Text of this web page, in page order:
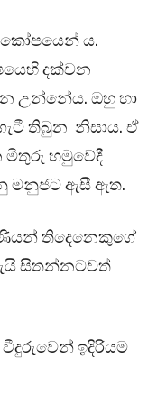
කෝපයෙන් ය.
දක්වන
උන්නේය. ඔහු හා
තිබුන නිසාය. ඒ
මිතුරු හමුවේදී
මනුජට ඇසී ඇත.
තිදෙනෙකුගේ
සිතන්නටවත්
ඉදිරියම